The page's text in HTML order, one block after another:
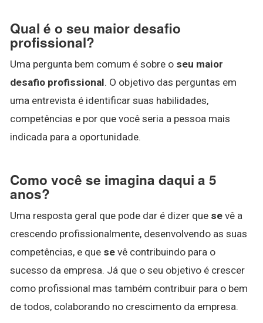
Qual é o seu maior desafio
profissional?
Uma pergunta bem comum é sobre o seu maior
desafio profissional. O objetivo das perguntas em
uma entrevista é identificar suas habilidades,
competências e por que você seria a pessoa mais
indicada para a oportunidade.
Como você se imagina daqui a 5
anos?
Uma resposta geral que pode dar é dizer que se vê a
crescendo profissionalmente, desenvolvendo as suas
competências, e que se vê contribuindo para o
sucesso da empresa. Já que o seu objetivo é crescer
como profissional mas também contribuir para o bem
de todos, colaborando no crescimento da empresa.